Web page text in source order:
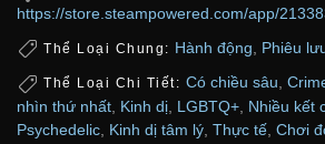
https://store.steampowered.com/app/
Thể Loại Chung: Hành động Phiêu
Thể Loại Chi Tiết: Có chiều sâu,
nhìn thứ nhất Kinh dị LGBTQ+ Nhiều kết
Psychedelic Kinh dị tâm lý Thực tế Chơi